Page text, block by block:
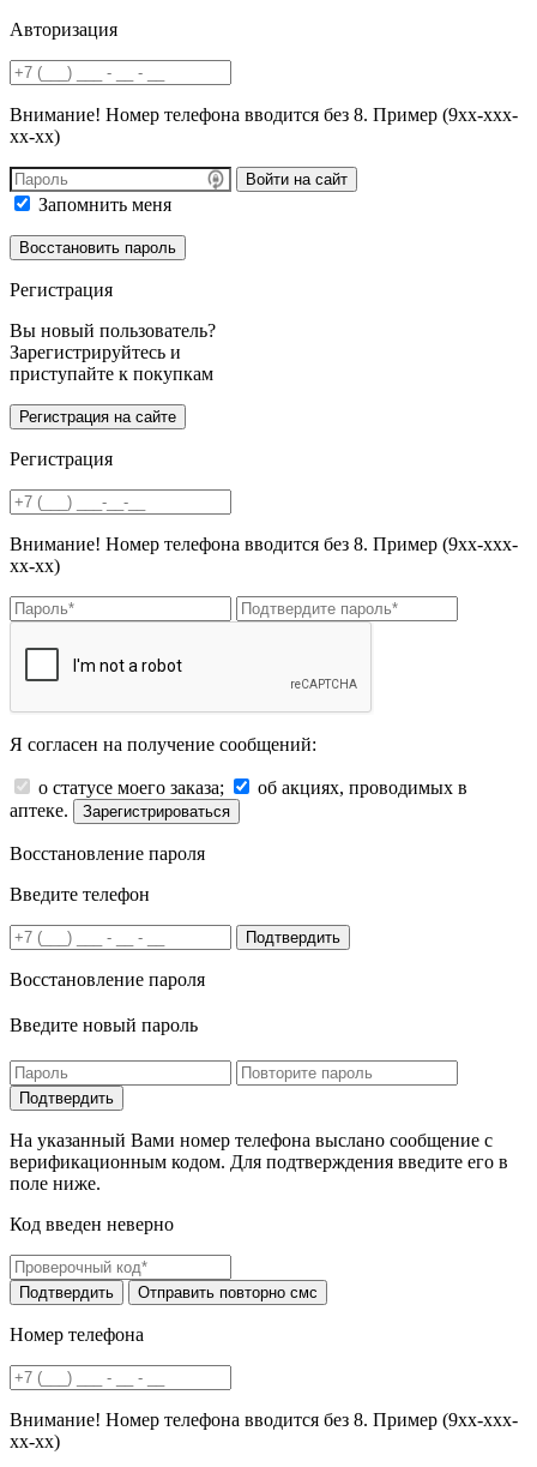
Авторизация
Внимание! Номер телефона вводится без 8. Пример (9хх-ххх-
хх-хх)
Войти на сайт
Запомнить меня
Регистрация
Вы новый пользователь?
Зарегистрируйтесь и
приступайте к покупкам
Регистрация
Внимание! Номер телефона вводится без 8. Пример (9хх-ххх-
хх-хх)
Я согласен на получение сообщений:
о статусе моего заказа;
об акциях, проводимых в
аптеке.
Зарегистрироваться
Восстановление пароля
Введите телефон
Подтвердить
Восстановление пароля
Введите новый пароль
На указанный Вами номер телефона выслано сообщение с
верификационным кодом. Для подтверждения введите его в
поле ниже.
Код введен неверно
Номер телефона
Внимание! Номер телефона вводится без 8. Пример (9хх-ххх-
хх-хх)